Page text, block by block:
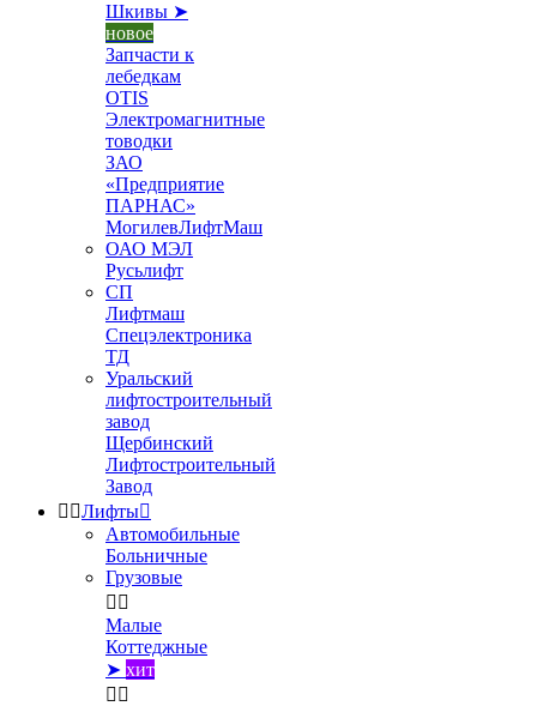
Шкивы ➤
новое
Запчасти к
лебедкам
OTIS
Электромагнитные
товодки
ЗАО
«Предприятие
ПАРНАС»
МогилевЛифтМаш
ОАО МЭЛ
Русьлифт
СП
Лифтмаш
Спецэлектроника
ТД
Уральский
лифтостроительный
завод
Щербинский
Лифтостроительный
Завод
 Лифты
Автомобильные
Больничные
Грузовые
 
Малые
Коттеджные
➤ хит
 